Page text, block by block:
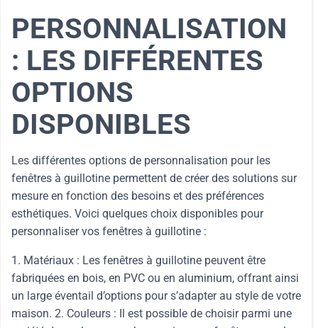
PERSONNALISATION
: LES DIFFÉRENTES
OPTIONS
DISPONIBLES
Les différentes options de personnalisation pour les
fenêtres à guillotine permettent de créer des solutions sur
mesure en fonction des besoins et des préférences
esthétiques. Voici quelques choix disponibles pour
personnaliser vos fenêtres à guillotine :
1. Matériaux : Les fenêtres à guillotine peuvent être
fabriquées en bois, en PVC ou en aluminium, offrant ainsi
un large éventail d’options pour s’adapter au style de votre
maison. 2. Couleurs : Il est possible de choisir parmi une